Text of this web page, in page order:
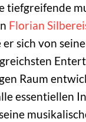
tiefgreifende
Florian
sich von
Raum
essentiellen